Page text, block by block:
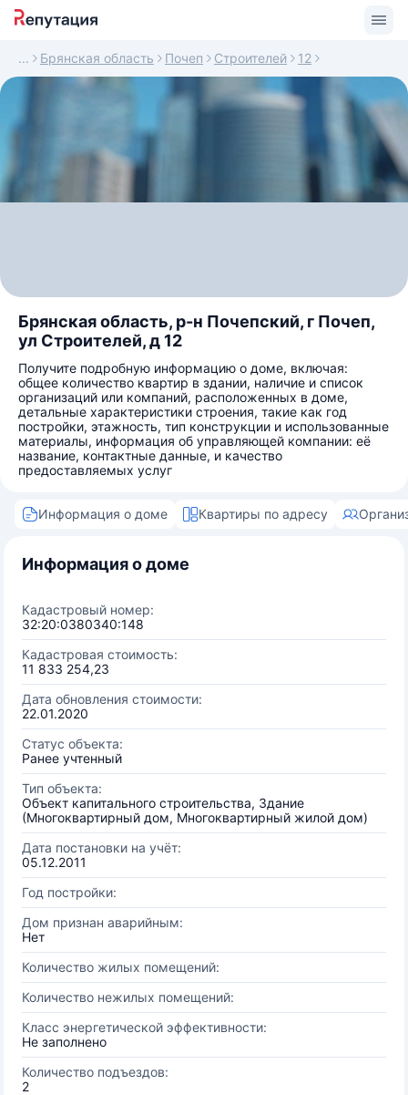
Брянская область Почеп Строителей 12
Брянская область, р-н Почепский, г Почеп,
ул Строителей, д 12
Получите подробную информацию о доме, включая:
общее количество квартир в здании, наличие и список
организаций или компаний, расположенных в доме,
детальные характеристики строения, такие как год
постройки, этажность, тип конструкции и использованные
материалы, информация об управляющей компании: её
название, контактные данные, и качество
предоставляемых услуг
Информация о доме Квартиры по адресу
Информация о доме
Кадастровый номер:
32:20:0380340:148
Кадастровая стоимость:
11 833 254,23
Дата обновления стоимости:
22.01.2020
Статус объекта:
Ранее учтенный
Тип объекта:
Объект капитального строительства, Здание
(Многоквартирный дом, Многоквартирный жилой дом)
Дата постановки на учёт:
05.12.2011
Год постройки:
Дом признан аварийным:
Нет
Количество жилых помещений:
Количество нежилых помещений:
Класс энергетической эффективности:
Не заполнено
Количество подъездов:
2